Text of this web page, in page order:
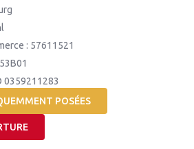
: 57611521
0359211283
POSÉES